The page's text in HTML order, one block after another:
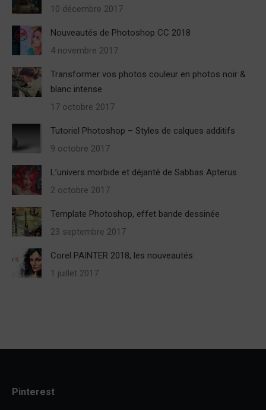
10 décembre 2017
Nouveautés de Photoshop CC 2018
4 novembre 2017
Transformer vos photos couleur en photos noir &
blanc intense
17 octobre 2017
Tutoriel Photoshop – Styles de calques additifs
9 octobre 2017
L’univers morbide et déjanté de Sabbas Apterus
2 octobre 2017
Template Photoshop, effet bande dessinée
23 septembre 2017
Corel PAINTER 2018, les nouveautés.
1 juillet 2017
Pinterest